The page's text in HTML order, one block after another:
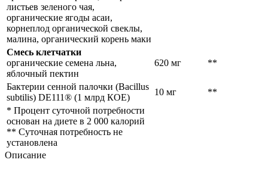
листьев зеленого чая,
органические ягоды асаи,
корнеплод органической свеклы,
малина, органический корень маки
Cмесь клетчатки
органические семена льна,
яблочный пектин
620 мг **
Бактерии сенной палочки (Bacillus
subtilis) DE111® (1 млрд КОЕ)
10 мг
**
* Процент суточной потребности
основан на диете в 2 000 калорий
** Суточная потребность не
установлена
Описание